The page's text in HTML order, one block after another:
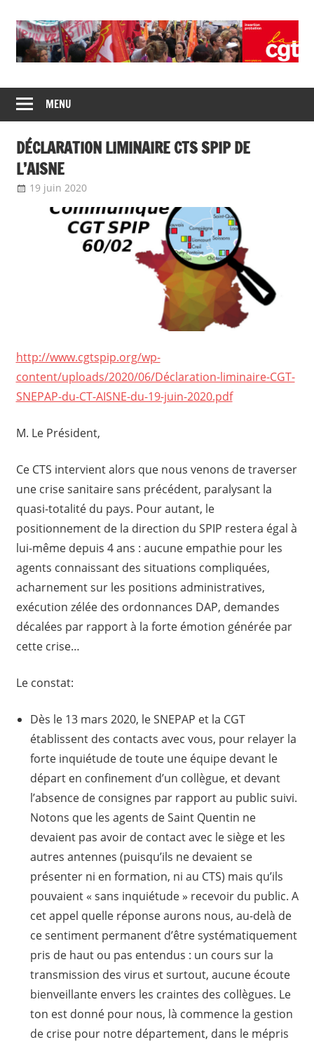
content
CGT
insertion
probation
de
syndicats
CGT
insertion
probation
MENU
DÉCLARATION LIMINAIRE CTS SPIP DE
L’AISNE
19 juin 2020
http://www.cgtspip.org/wp-
content/uploads/2020/06/Déclaration-liminaire-CGT-
SNEPAP-du-CT-AISNE-du-19-juin-2020.pdf
M. Le Président,
Ce CTS intervient alors que nous venons de traverser
une crise sanitaire sans précédent, paralysant la
quasi-totalité du pays. Pour autant, le
positionnement de la direction du SPIP restera égal à
lui-même depuis 4 ans : aucune empathie pour les
agents connaissant des situations compliquées,
acharnement sur les positions administratives,
exécution zélée des ordonnances DAP, demandes
décalées par rapport à la forte émotion générée par
cette crise…
Le constat:
Dès le 13 mars 2020, le SNEPAP et la CGT
établissent des contacts avec vous, pour relayer la
forte inquiétude de toute une équipe devant le
départ en confinement d’un collègue, et devant
l’absence de consignes par rapport au public suivi.
Notons que les agents de Saint Quentin ne
devaient pas avoir de contact avec le siège et les
autres antennes (puisqu’ils ne devaient se
présenter ni en formation, ni au CTS) mais qu’ils
pouvaient « sans inquiétude » recevoir du public. A
cet appel quelle réponse aurons nous, au-delà de
ce sentiment permanent d’être systématiquement
pris de haut ou pas entendus : un cours sur la
transmission des virus et surtout, aucune écoute
bienveillante envers les craintes des collègues. Le
ton est donné pour nous, là commence la gestion
de crise pour notre département, dans le mépris